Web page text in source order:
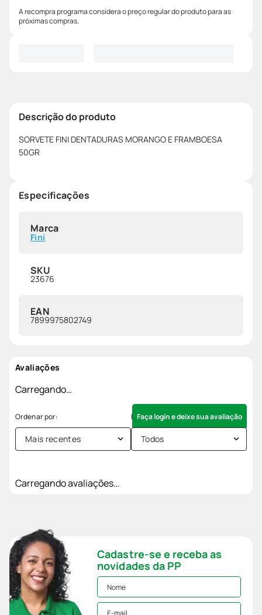
A recompra programa considera o preço regular do produto para as
próximas compras.
Descrição do produto
SORVETE FINI DENTADURAS MORANGO E FRAMBOESA
50GR
Especificações
Marca
Fini
SKU
23676
EAN
7899975802749
Avaliações
Carregando…
Faça login e deixe sua avaliação
Mais recentes Todos
Carregando avaliações…
Cadastre-se e receba as
novidades da PP